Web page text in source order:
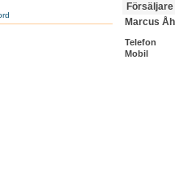
Försäljare
Marcus
Telefon
Mobil